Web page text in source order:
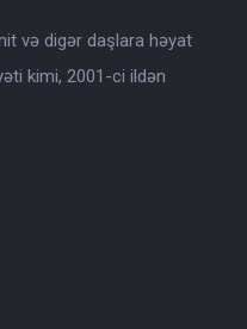
və digər daşlara həyat
kimi, 2001-ci ildən